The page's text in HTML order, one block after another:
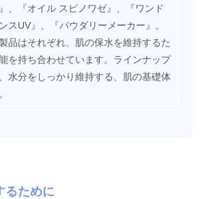
、『オイル スピノワゼ』、『ワンド
スUV』、『パウダリーメーカー』。
品はそれぞれ、肌の保水を維持するた
を持ち合わせています。ラインナップ
水分をしっかり維持する、肌の基礎体
るために